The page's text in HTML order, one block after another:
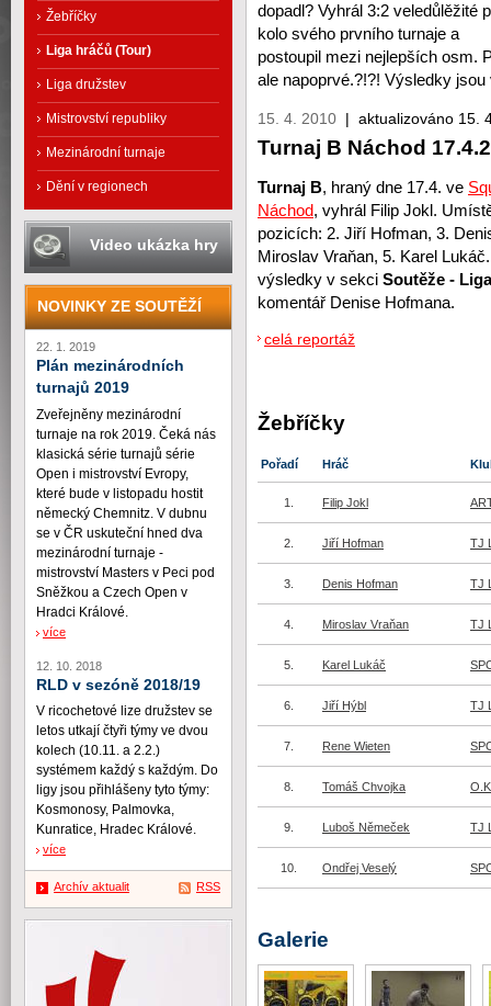
dopadl? Vyhrál 3:2 veledůlěžité
kolo svého prvního turnaje a
postoupil mezi nejlepších osm.
ale napoprvé.?!?! Výsledky jsou
15. 4. 2010 | aktualizováno 15.
Turnaj B Náchod
Turnaj B, hraný dne 17.4. ve
Náchod, vyhrál Filip Jokl.
pozicích: 2. Jiří Hofman, 3.
Miroslav Vraňan, 5. Karel
výsledky v sekci Soutěže -
komentář Denise Hofmana.
celá reportáž
Žebříčky
Pořadí Hráč
1. Filip Jokl
2. Jiří Hofman TJ
3. Denis Hofman TJ
4. Miroslav Vraňan TJ
5. Karel Lukáč
6. Jiří Hýbl TJ
7. Rene Wieten
8. Tomáš Chvojka
9. Luboš Němeček TJ
10. Ondřej Veselý
Galerie
Žebříčky
Liga hráčů (Tour)
Liga družstev
Mistrovství republiky
Mezinárodní turnaje
Dění v regionech
Video ukázka hry
NOVINKY ZE SOUTĚŽÍ
22. 1. 2019
Plán mezinárodních
turnajů 2019
Zveřejněny mezinárodní
turnaje na rok 2019. Čeká nás
klasická série turnajů série
Open i mistrovství Evropy,
které bude v listopadu hostit
německý Chemnitz. V dubnu
se v ČR uskuteční hned dva
mezinárodní turnaje -
mistrovství Masters v Peci pod
Sněžkou a Czech Open v
Hradci Králové.
více
12. 10. 2018
RLD v sezóně 2018/19
V ricochetové lize družstev se
letos utkají čtyři týmy ve dvou
kolech (10.11. a 2.2.)
systémem každý s každým. Do
ligy jsou přihlášeny tyto týmy:
Kosmonosy, Palmovka,
Kunratice, Hradec Králové.
více
Archív aktualit RSS